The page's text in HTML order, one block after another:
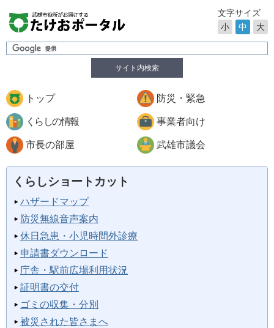
サイト内検索
文字サイズ
小
中 大
トップ 防災・緊急
くらしの情報 事業者向け
市長の部屋 武雄市議会
くらしショートカット
ハザードマップ
防災無線音声案内
休日急患・小児時間外診療
申請書ダウンロード
庁舎・駅前広場利用状況
証明書の交付
ゴミの収集・分別
被災された皆さまへ